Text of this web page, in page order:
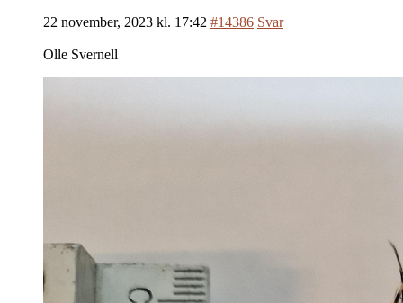
22 november, 2023 kl. 17:42 #14386 Svar
Olle Svernell